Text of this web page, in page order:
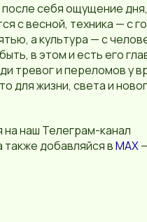
себя ощущение
с весной, техника — с
а культура — с
в этом и есть его
тревог и переломов у
для жизни, света и
на наш Телеграм-канал
также добавляйся вMAX